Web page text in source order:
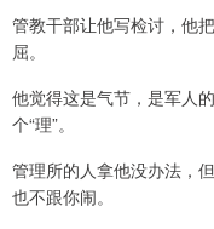
管教干部让他写检讨，他
屈。
他觉得这是气节，是军人
个“理”。
管理所的人拿他没办法，
也不跟你闹。